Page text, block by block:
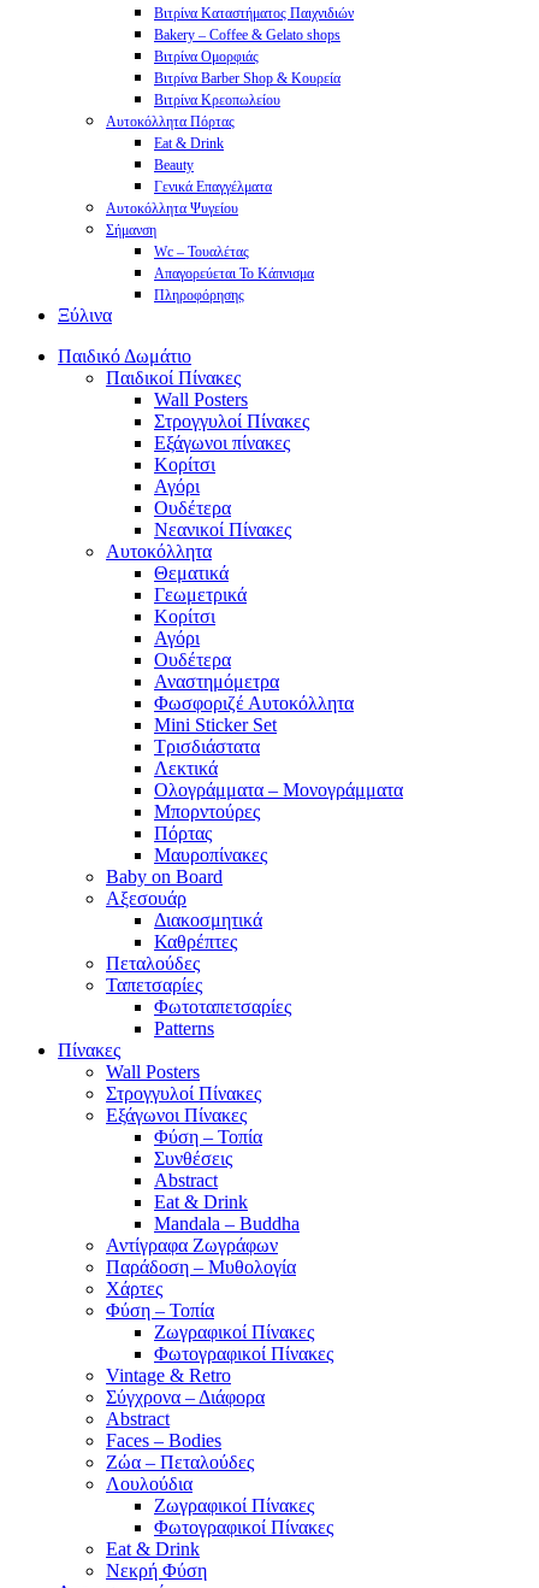
Βιτρίνα Καταστήματος Παιχνιδιών
Bakery – Coffee & Gelato shops
Βιτρίνα Ομορφιάς
Βιτρίνα Barber Shop & Κουρεία
Βιτρίνα Κρεοπωλείου
Αυτοκόλλητα Πόρτας
Eat & Drink
Beauty
Γενικά Επαγγέλματα
Αυτοκόλλητα Ψυγείου
Σήμανση
Wc – Τουαλέτας
Απαγορεύεται Το Κάπνισμα
Πληροφόρησης
Ξύλινα
Παιδικό Δωμάτιο
Παιδικοί Πίνακες
Wall Posters
Στρογγυλοί Πίνακες
Εξάγωνοι πίνακες
Κορίτσι
Αγόρι
Ουδέτερα
Νεανικοί Πίνακες
Αυτοκόλλητα
Θεματικά
Γεωμετρικά
Κορίτσι
Αγόρι
Ουδέτερα
Αναστημόμετρα
Φωσφοριζέ Αυτοκόλλητα
Mini Sticker Set
Tρισδιάστατα
Λεκτικά
Ολογράμματα – Μονογράμματα
Μπορντούρες
Πόρτας
Μαυροπίνακες
Baby on Board
Αξεσουάρ
Διακοσμητικά
Καθρέπτες
Πεταλούδες
Ταπετσαρίες
Φωτοταπετσαρίες
Patterns
Πίνακες
Wall Posters
Στρογγυλοί Πίνακες
Εξάγωνοι Πίνακες
Φύση – Τοπία
Συνθέσεις
Abstract
Eat & Drink
Mandala – Buddha
Αντίγραφα Ζωγράφων
Παράδοση – Μυθολογία
Χάρτες
Φύση – Τοπία
Ζωγραφικοί Πίνακες
Φωτογραφικοί Πίνακες
Vintage & Retro
Σύγχρονα – Διάφορα
Abstract
Faces – Bodies
Ζώα – Πεταλούδες
Λουλούδια
Ζωγραφικοί Πίνακες
Φωτογραφικοί Πίνακες
Eat & Drink
Νεκρή Φύση